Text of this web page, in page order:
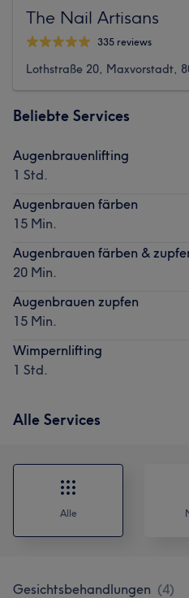
The Nail Artisans
335 reviews
Lothstraße 20, Maxvorstadt,
Beliebte Services
Augenbrauenlifting
1 Std.
Augenbrauen färben
15 Min.
Augenbrauen färben &
20 Min.
Augenbrauen zupfen
15 Min.
Wimpernlifting
1 Std.
Alle Services
Alle
Gesichtsbehandlungen (4)